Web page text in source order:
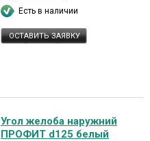
Есть в наличии
ОСТАВИТЬ ЗАЯВКУ
Угол желоба наружний
ПРОФИТ d125 белый